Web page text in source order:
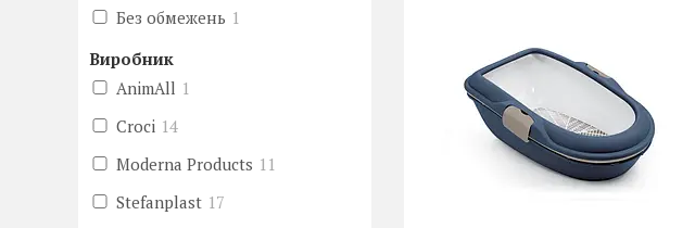
Без обмежень 1
Виробник
AnimAll 1
Croci 14
Moderna Products 11
Stefanplast 17